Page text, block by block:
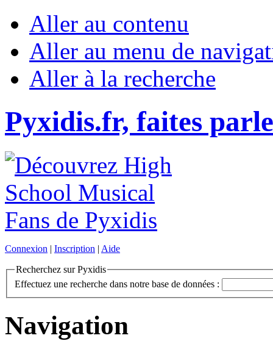
Aller au contenu
Aller au menu de
Aller à la recherche
Pyxidis.fr, faites
Connexion | Inscription | Aide
Recherchez sur Pyxidis
Effectuez une recherche dans notre base de données :
Navigation